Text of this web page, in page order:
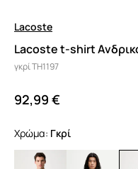
Lacoste
Lacoste t-shirt
γκρί TH1197
92,99 €
Χρώμα: γκρί